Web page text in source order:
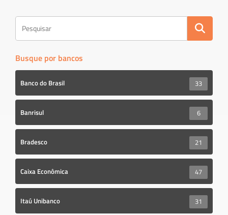
Busque por bancos
Banco do Brasil 33
Banrisul 6
Bradesco 21
Caixa Econômica 47
Itaú Unibanco 31